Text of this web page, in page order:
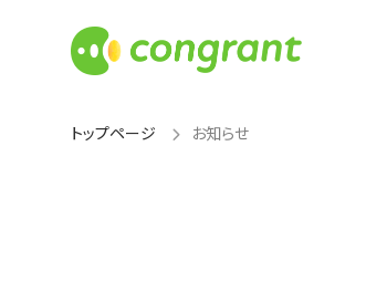
トップページ お知らせ